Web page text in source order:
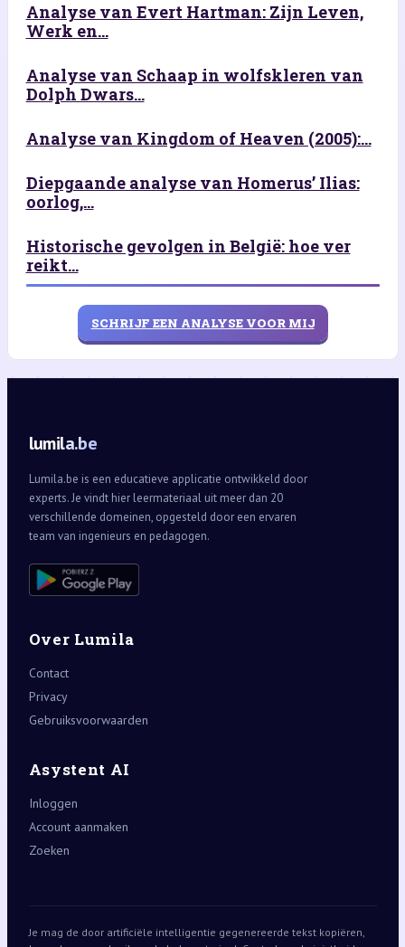
Analyse van Evert Hartman: Zijn Leven,
Werk en...
Analyse van Schaap in wolfskleren van
Dolph Dwars...
Analyse van Kingdom of Heaven (2005):...
Diepgaande analyse van Homerus’ Ilias:
oorlog,...
Historische gevolgen in België: hoe ver
reikt...
SCHRIJF EEN ANALYSE VOOR MIJ
lumila.be
Lumila.be is een educatieve applicatie ontwikkeld door
experts. Je vindt hier leermateriaal uit meer dan 20
verschillende domeinen, opgesteld door een ervaren
team van ingenieurs en pedagogen.
Over Lumila
Contact
Privacy
Gebruiksvoorwaarden
Asystent AI
Inloggen
Account aanmaken
Zoeken
Je mag de door artificiële intelligentie gegenereerde tekst kopiëren,